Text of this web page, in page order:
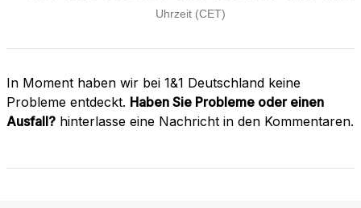
In Moment haben wir bei 1&1 Deutschland keine
Probleme entdeckt. Haben Sie Probleme oder einen
Ausfall? hinterlasse eine Nachricht in den Kommentaren.